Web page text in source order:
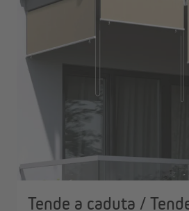
Tende a caduta /